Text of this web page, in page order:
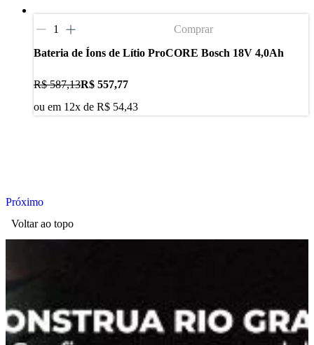
Comprar
Bateria de Íons de Lítio ProCORE Bosch 18V 4,0Ah
R$ 587,13R$ 557,77
ou em 12x de R$ 54,43
Próximo
Voltar ao topo